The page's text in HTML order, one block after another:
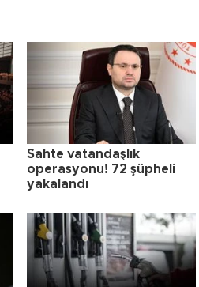
Sahte vatandaşlık
operasyonu! 72 şüpheli
yakalandı